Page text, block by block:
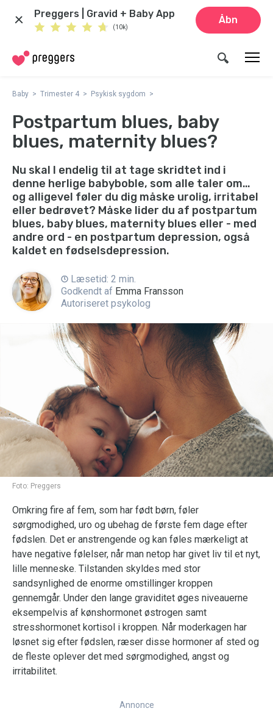
Preggers | Gravid + Baby App
(10k)
Åbn
Baby Trimester 4 Psykisk sygdom
Postpartum blues, baby
blues, maternity blues?
Nu skal I endelig til at tage skridtet ind i
denne herlige babyboble, som alle taler om…
og alligevel føler du dig måske urolig, irritabel
eller bedrøvet? Måske lider du af postpartum
blues, baby blues, maternity blues eller - med
andre ord - en postpartum depression, også
kaldet en fødselsdepression.
Læsetid: 2 min.
Godkendt af Emma Fransson
Autoriseret psykolog
Foto: Preggers
Omkring fire af fem, som har født børn, føler
sørgmodighed, uro og ubehag de første fem dage efter
fødslen. Det er anstrengende og kan føles mærkeligt at
have negative følelser, når man netop har givet liv til et nyt,
lille menneske. Tilstanden skyldes med stor
sandsynlighed de enorme omstillinger kroppen
gennemgår. Under den lange graviditet øges niveauerne
eksempelvis af kønshormonet østrogen samt
stresshormonet kortisol i kroppen. Når moderkagen har
løsnet sig efter fødslen, ræser disse hormoner af sted og
de fleste oplever det med sørgmodighed, angst og
irritabilitet.
Annonce